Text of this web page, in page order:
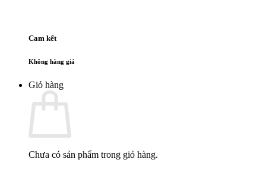
Cam kết
Không hàng giả
Giỏ hàng
Chưa có sản phẩm trong giỏ hàng.